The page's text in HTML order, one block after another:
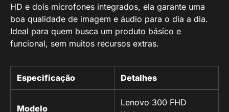
HD e dois microfones integrados, ela garante uma
boa qualidade de imagem e áudio para o dia a dia.
Ideal para quem busca um produto básico e
funcional, sem muitos recursos extras.
Especificação Detalhes
Modelo
Lenovo 300 FHD